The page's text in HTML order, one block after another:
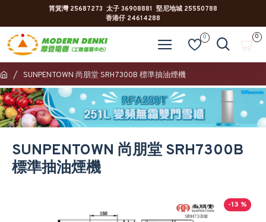
筲箕灣 25687273 太子 36908881 堅尼地城 25550788
香港仔 24614288
0 0
SUNPENTOWN 尚朋堂 SRH7300B 標準抽油煙機
SUNPENTOWN 尚朋堂 SRH7300B
標準抽油煙機
-13 %